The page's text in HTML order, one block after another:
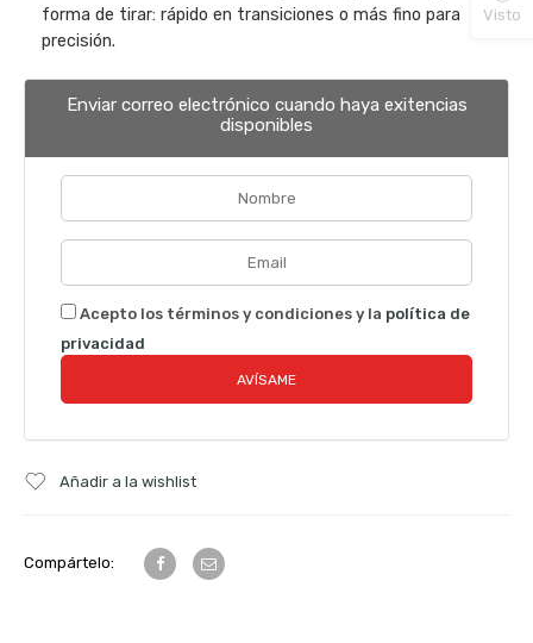
forma de tirar: rápido en transiciones o más fino para
precisión.
Enviar correo electrónico cuando haya exitencias
disponibles
Acepto los términos y condiciones y la política de
privacidad
Añadir a la wishlist
Compártelo:
Visto